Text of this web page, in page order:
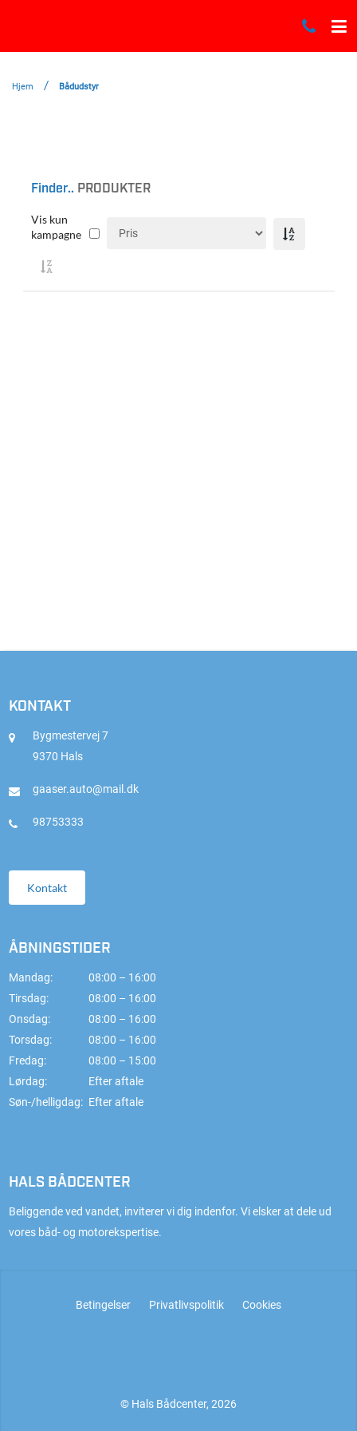
Hjem Bådudstyr
Finder.. PRODUKTER
Vis kun
kampagne
KONTAKT
Bygmestervej 7
9370 Hals
gaaser.auto@mail.dk
98753333
Kontakt
ÅBNINGSTIDER
Mandag:
08:00 – 16:00
Tirsdag:
08:00 – 16:00
Onsdag:
08:00 – 16:00
Torsdag:
08:00 – 16:00
Fredag:
08:00 – 15:00
Lørdag:
Efter aftale
Søn-/helligdag: Efter aftale
HALS BÅDCENTER
Beliggende ved vandet, inviterer vi dig indenfor. Vi elsker at dele ud
vores båd- og motorekspertise.
Betingelser Privatlivspolitik Cookies
© Hals Bådcenter, 2026